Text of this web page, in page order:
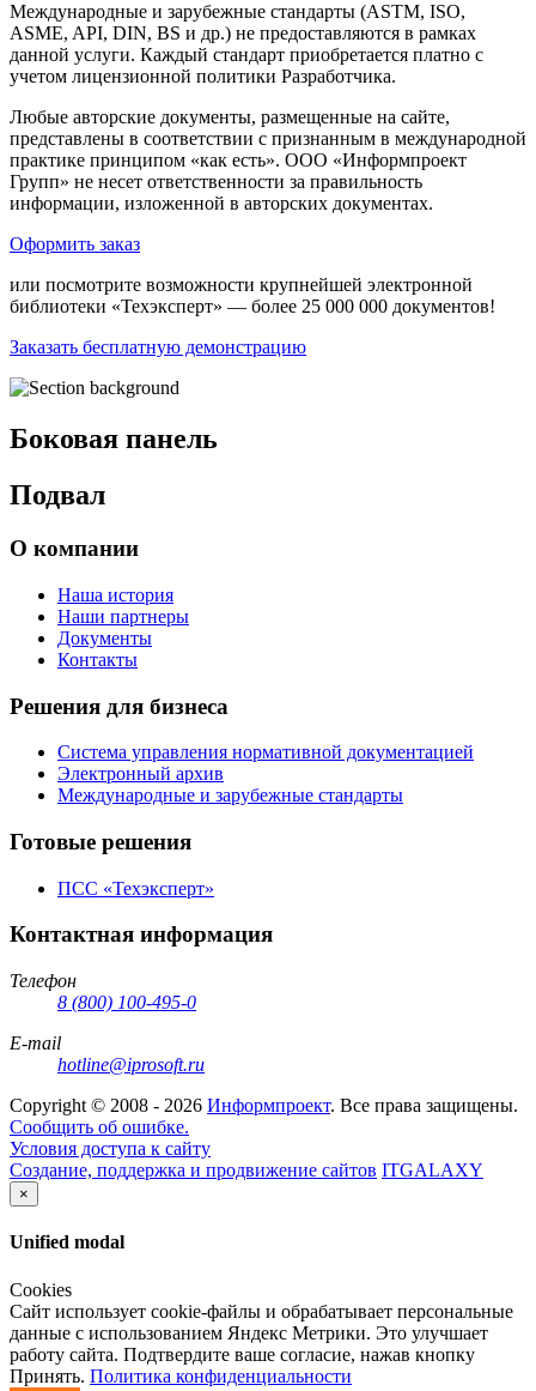
Международные и зарубежные стандарты (ASTM, ISO,
ASME, API, DIN, BS и др.) не предоставляются в рамках
данной услуги. Каждый стандарт приобретается платно с
учетом лицензионной политики Разработчика.
Любые авторские документы, размещенные на сайте,
представлены в соответствии с признанным в международной
практике принципом «как есть». ООО «Информпроект
Групп» не несет ответственности за правильность
информации, изложенной в авторских документах.
Оформить заказ
или посмотрите возможности крупнейшей электронной
библиотеки «Техэксперт» — более 25 000 000 документов!
Заказать бесплатную демонстрацию
Боковая панель
Подвал
О компании
Наша история
Наши партнеры
Документы
Контакты
Решения для бизнеса
Система управления нормативной документацией
Электронный архив
Международные и зарубежные стандарты
Готовые решения
ПСС «Техэксперт»
Контактная информация
Телефон
8 (800) 100-495-0
E-mail
hotline@iprosoft.ru
Copyright © 2008 - 2026 Информпроект. Все права защищены.
Сообщить об ошибке.
Условия доступа к сайту
Создание, поддержка и продвижение сайтов ITGALAXY
×
Unified modal
Cookies
Сайт использует cookie-файлы и обрабатывает персональные
данные с использованием Яндекс Метрики. Это улучшает
работу сайта. Подтвердите ваше согласие, нажав кнопку
Принять. Политика конфиденциальности